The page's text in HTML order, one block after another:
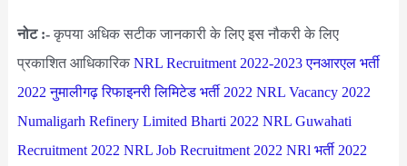
नोट :-कृपया अधिक सटीक जानकारी के लिए इस नौकरी के लिए
प्रकाशित आधिकारिक NRL Recruitment 2022-2023 एनआरएल भर्ती
2022 नुमालीगढ़ रिफाइनरी लिमिटेड भर्ती 2022 NRL Vacancy 2022
Numaligarh Refinery Limited Bharti 2022 NRL Guwahati
Recruitment 2022 NRL Job Recruitment 2022 NRl भर्ती 2022